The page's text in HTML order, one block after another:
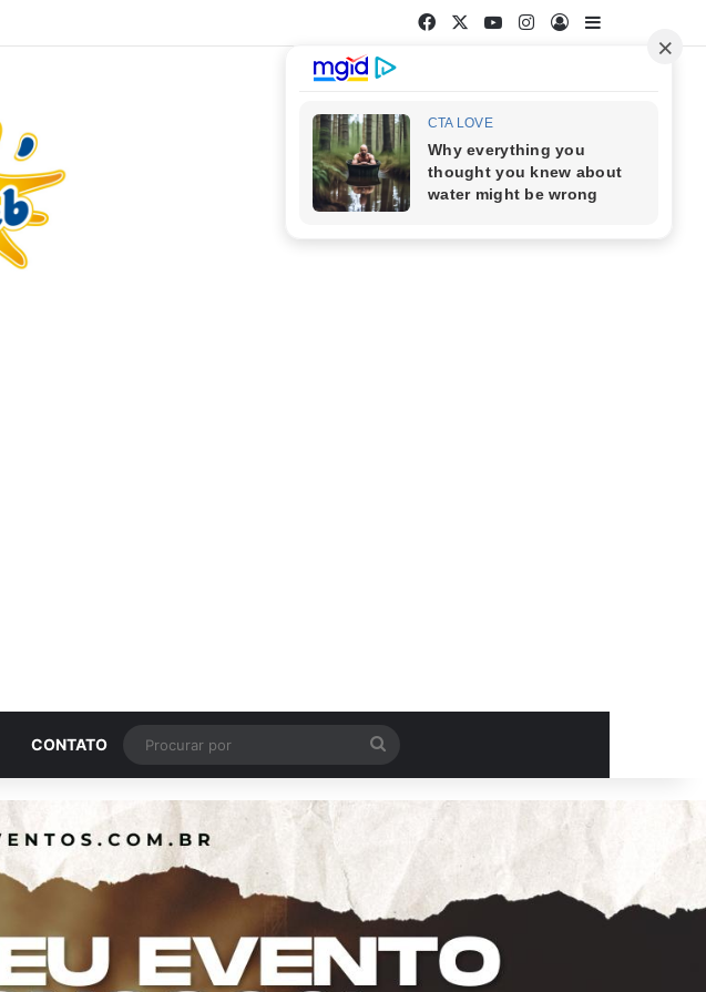
FacebookYouTubeInstagram
EntrarBarra Lateral
CONTATO
por